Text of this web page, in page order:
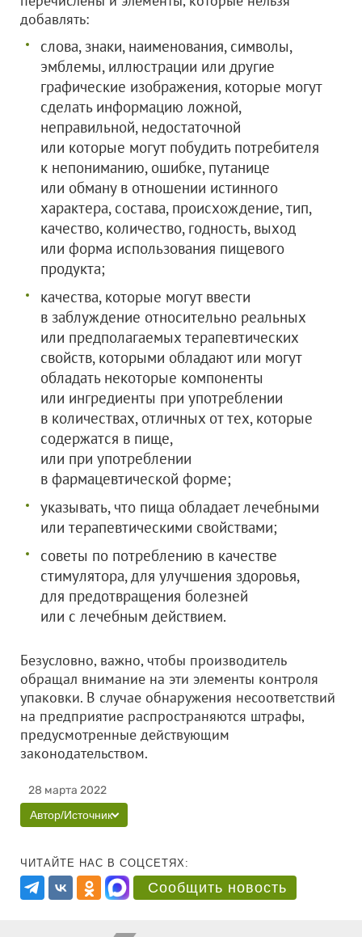
добавлять:
слова, знаки, наименования, символы,
эмблемы, иллюстрации или другие
графические изображения, которые могут
сделать информацию ложной,
неправильной, недостаточной
или которые могут побудить потребителя
к непониманию, ошибке, путанице
или обману в отношении истинного
характера, состава, происхождение, тип,
качество, количество, годность, выход
или форма использования пищевого
продукта;
качества, которые могут ввести
в заблуждение относительно реальных
или предполагаемых терапевтических
свойств, которыми обладают или могут
обладать некоторые компоненты
или ингредиенты при употреблении
в количествах, отличных от тех, которые
содержатся в пище,
или при употреблении
в фармацевтической форме;
указывать, что пища обладает лечебными
или терапевтическими свойствами;
советы по потреблению в качестве
стимулятора, для улучшения здоровья,
для предотвращения болезней
или с лечебным действием.
Безусловно, важно, чтобы производитель
обращал внимание на эти элементы контроля
упаковки. В случае обнаружения несоответствий
на предприятие распространяются штрафы,
предусмотренные действующим
законодательством.
28 марта 2022
Автор/Источник
ЧИТАЙТЕ НАС В СОЦСЕТЯХ:
Сообщить новость